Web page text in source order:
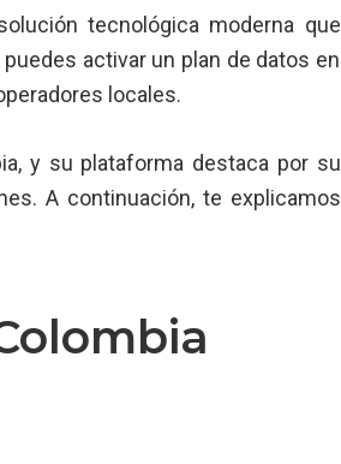
tecnológica moderna que
puedes activar un plan de datos en
locales.
y su plataforma destaca por su
A continuación, te explicamos